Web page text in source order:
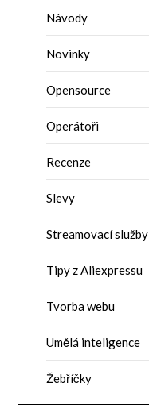
Návody
Novinky
Opensource
Operátoři
Recenze
Slevy
Streamovací služby
Tipy z Aliexpressu
Tvorba webu
Umělá inteligence
Žebříčky